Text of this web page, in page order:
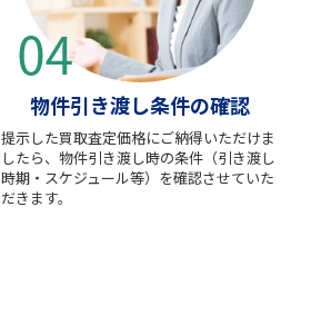
物件引き渡し条件の確認
提示した買取査定価格にご納得いただけま
したら、物件引き渡し時の条件（引き渡し
時期・スケジュール等）を確認させていた
だきます。